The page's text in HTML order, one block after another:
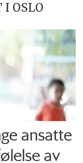
I OSLO
ansatte
av